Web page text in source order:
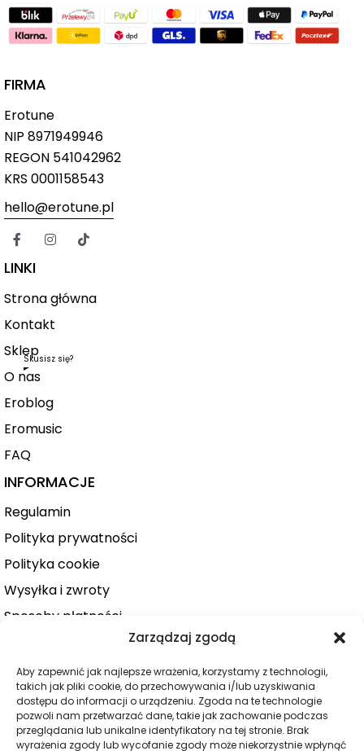
Zarządzaj zgodą
Aby zapewnić jak najlepsze wrażenia, korzystamy z technologii,
takich jak pliki cookie, do przechowywania i/lub uzyskiwania
dostępu do informacji o urządzeniu. Zgoda na te technologie
pozwoli nam przetwarzać dane, takie jak zachowanie podczas
przeglądania lub unikalne identyfikatory na tej stronie. Brak
wyrażenia zgody lub wycofanie zgody może niekorzystnie wpłynąć
FIRMA
Erotune
NIP 8971949946
REGON 541042962
KRS 0001158543
hello@erotune.pl
LINKI
Strona główna
Kontakt
Sklep
O nas
Skusisz się?
Eroblog
Eromusic
FAQ
INFORMACJE
Regulamin
Polityka prywatności
Polityka cookie
Wysyłka i zwroty
Sposoby płatności
Zamówienie
KATEGORIE
Dla niej